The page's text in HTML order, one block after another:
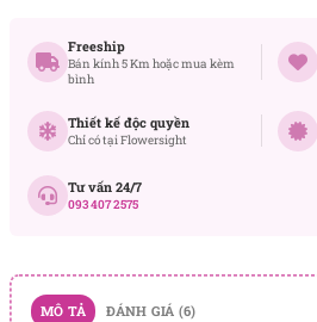
Freeship
Bán kính 5 Km hoặc mua kèm
bình
Thiết kế độc quyền
Chỉ có tại Flowersight
Tư vấn 24/7
093 407 2575
MÔ TẢ ĐÁNH GIÁ (6)